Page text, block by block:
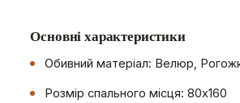
Основні характеристики
Обивний матеріал: Велюр,
Розмір спального місця: 80х160